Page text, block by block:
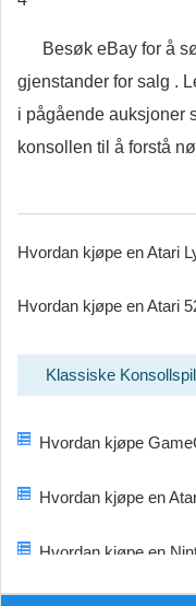
Besøk eBay for å
gjenstander for salg .
i pågående auksjoner
konsollen til å forstå
Hvordan kjøpe en Atari
Hvordan kjøpe en Atari
Klassiske
Hvordan kjøpe
Hvordan kjøpe en
Hvordan kjøpe en